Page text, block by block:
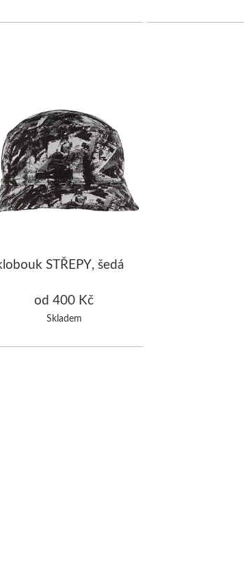
STŘEPY, šedá
od 400 Kč
Skladem